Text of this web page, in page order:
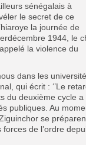
sénégalais à
le secret de ce
la journée de
1944, le
la violence du
dans les
qui écrit : ‘’Le
du deuxième cycle a
publiques. Au
se
forces de l’ordre